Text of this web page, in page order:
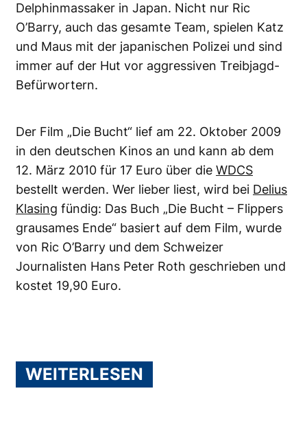
Delphinmassaker in Japan. Nicht nur Ric
O’Barry, auch das gesamte Team, spielen Katz
und Maus mit der japanischen Polizei und sind
immer auf der Hut vor aggressiven Treibjagd-
Befürwortern.
Der Film „Die Bucht“ lief am 22. Oktober 2009
in den deutschen Kinos an und kann ab dem
12. März 2010 für 17 Euro über die WDCS
bestellt werden. Wer lieber liest, wird bei Delius
Klasing fündig: Das Buch „Die Bucht – Flippers
grausames Ende“ basiert auf dem Film, wurde
von Ric O’Barry und dem Schweizer
Journalisten Hans Peter Roth geschrieben und
kostet 19,90 Euro.
WEITERLESEN